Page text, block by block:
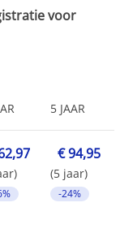
voor
5 JAAR
€ 94,95
(5 jaar)
-24%